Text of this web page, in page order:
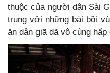
thuộc của người dân Sài
trung với những bài bồi
ăn dân giã dã vô cùng hấp